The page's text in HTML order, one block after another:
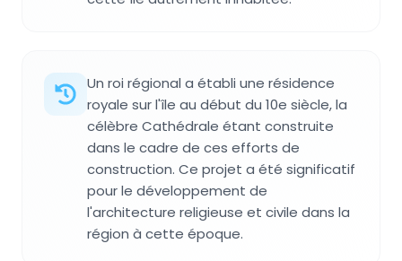
Un roi régional a établi une résidence
royale sur l'île au début du 10e siècle, la
célèbre Cathédrale étant construite
dans le cadre de ces efforts de
construction. Ce projet a été significatif
pour le développement de
l'architecture religieuse et civile dans la
région à cette époque.